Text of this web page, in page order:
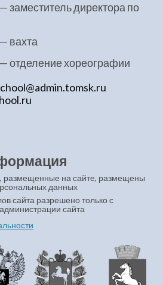
— заместитель директора по
— вахта
— отделение хореографии
размещенные на сайте, размещены
данных
сайта разрешено только с
сайта